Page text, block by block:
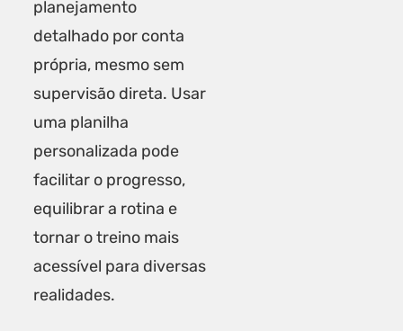
planejamento
detalhado por conta
própria, mesmo sem
supervisão direta. Usar
uma planilha
personalizada pode
facilitar o progresso,
equilibrar a rotina e
tornar o treino mais
acessível para diversas
realidades.